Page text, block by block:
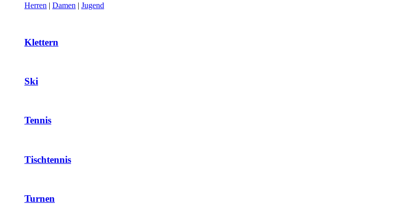
Herren | Damen | Jugend
Klettern
Ski
Tennis
Tischtennis
Turnen